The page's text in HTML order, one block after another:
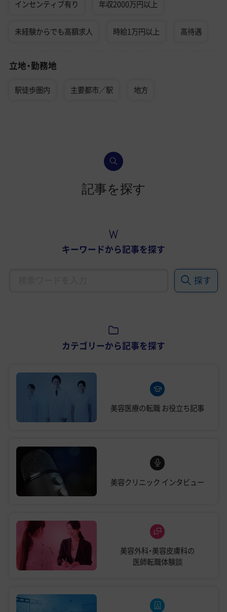
インセンティブ有り 年収2000万円以上
未経験からでも高額求人 時給1万円以上 高待遇
立地・勤務地
駅徒歩圏内 主要都市／駅 地方
記事を探す
キーワードから記事を探す
探す
カテゴリーから記事を探す
美容医療の転職お役立ち記事
美容クリニック インタビュー
美容外科・美容皮膚科の
医師転職体験談